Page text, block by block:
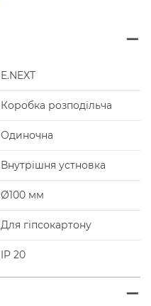
E.NEXT
Коробка розподільча
Одиночна
Внутрішня устновка
Ø100 мм
Для гіпсокартону
IP 20